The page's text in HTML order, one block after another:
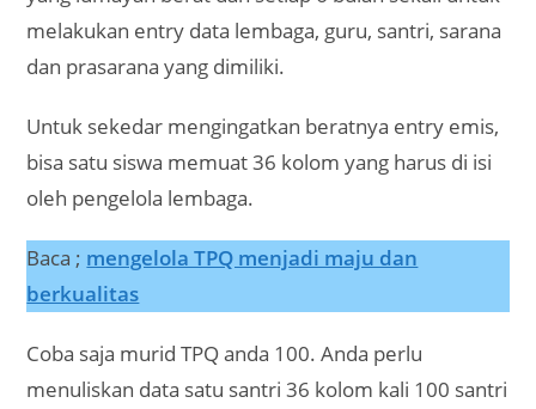
melakukan entry data lembaga, guru, santri, sarana
dan prasarana yang dimiliki.
Untuk sekedar mengingatkan beratnya entry emis,
bisa satu siswa memuat 36 kolom yang harus di isi
oleh pengelola lembaga.
Baca ; mengelola TPQ menjadi maju dan
berkualitas
Coba saja murid TPQ anda 100. Anda perlu
menuliskan data satu santri 36 kolom kali 100 santri